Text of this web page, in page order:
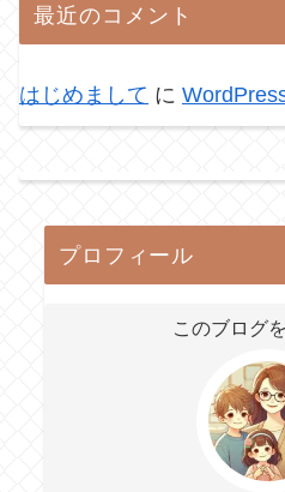
最近のコメント
はじめまして に
プロフィール
このブログ